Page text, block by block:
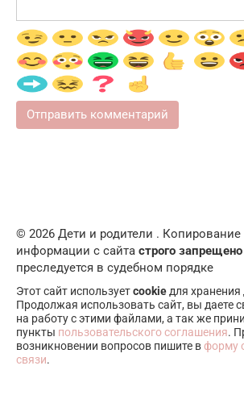
© 2026 Дети и родители . Копирование
информации с сайта строго запрещено
преследуется в судебном порядке
Этот сайт используетcookieдля
Продолжая использовать сайт, вы даете
на работу с этими файлами, а так же
пункты пользовательского соглашения.
возникновении вопросов пишите вформу
связи.